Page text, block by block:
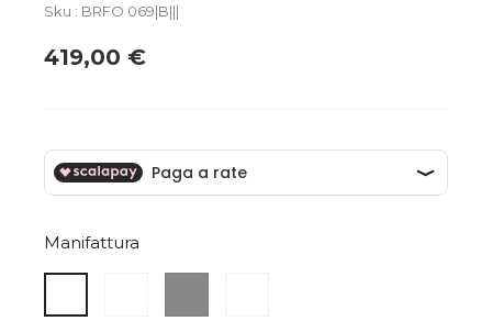
Sku : BRFO 069|B|||
419,00 €
Manifattura
BIANCO